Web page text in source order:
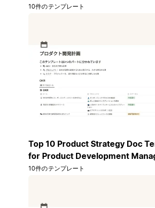
10件のテンプレート
Top 10 Product Strategy Doc
for Product Development
10件のテンプレート